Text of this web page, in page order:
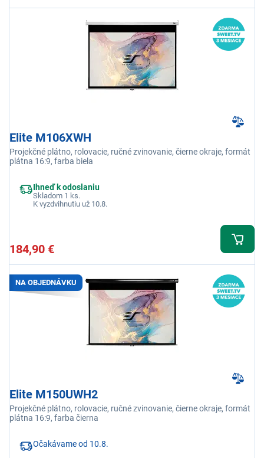
Elite M106XWH
Projekčné plátno, rolovacie, ručné zvinovanie, čierne okraje, formát
plátna 16:9, farba biela
Ihneď k odoslaniu
Skladom 1 ks.
K vyzdvihnutiu už 10.8.
184,90 €
NA OBJEDNÁVKU
Elite M150UWH2
Projekčné plátno, rolovacie, ručné zvinovanie, čierne okraje, formát
plátna 16:9, farba čierna
Očakávame od 10.8.